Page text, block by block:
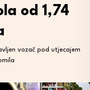
od 1,74
vozač pod utjecajem